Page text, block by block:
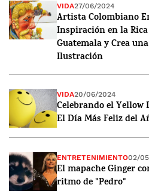
VIDA27/06/2024
Artista Colombiano
Inspiración en la
Guatemala y Crea
Ilustración
VIDA20/06/2024
Celebrando el Yellow
El Día Más Feliz del
ENTRETENIMIENTO02/
El mapache Ginger
ritmo de "Pedro"